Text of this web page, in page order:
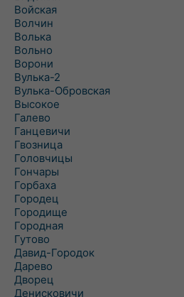
Войская
Волчин
Волька
Вольно
Ворони
Вулька-2
Вулька-Обровская
Высокое
Галево
Ганцевичи
Гвозница
Головчицы
Гончары
Горбаха
Городец
Городище
Городная
Гутово
Давид-Городок
Дарево
Дворец
Денисковичи